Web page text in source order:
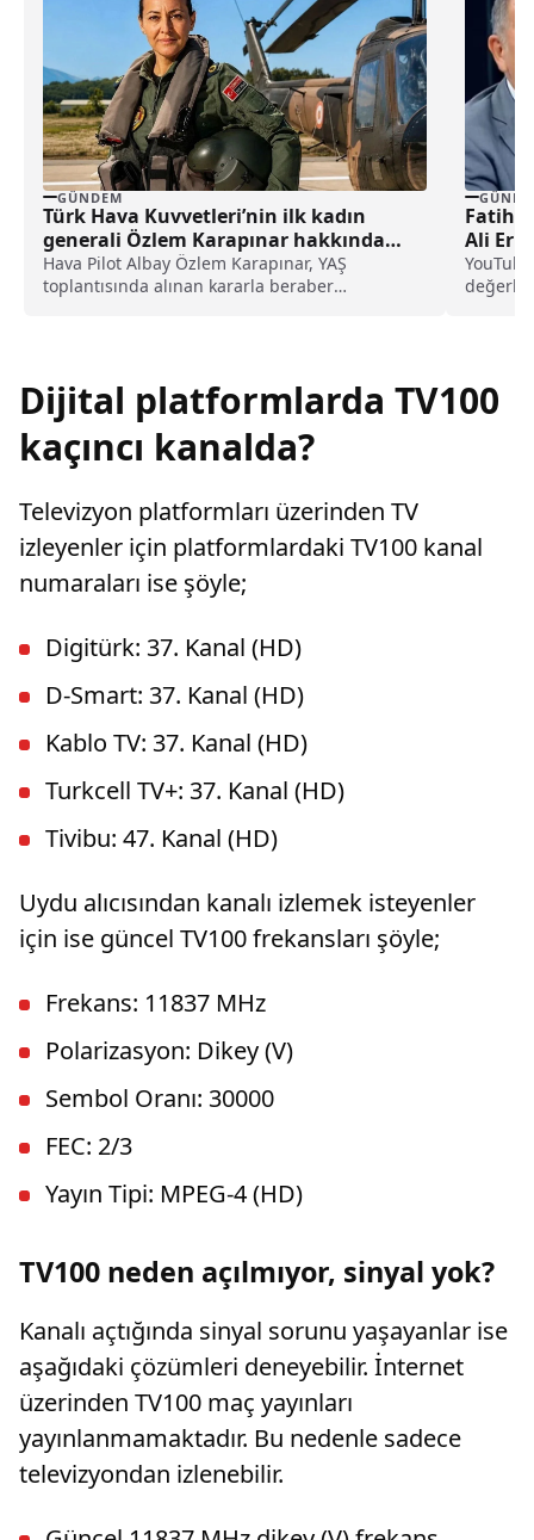
GÜNDEM
Türk Hava Kuvvetleri’nin ilk kadın
generali Özlem Karapınar hakkında
dikkat çeken detay ortaya çıktı
Hava Pilot Albay Özlem Karapınar, YAŞ
toplantısında alınan kararla beraber
Fatih
Ali
Dijital platformlarda TV100
kaçıncı kanalda?
Televizyon platformları üzerinden TV
izleyenler için platformlardaki TV100 kanal
numaraları ise şöyle;
Digitürk: 37. Kanal (HD)
D-Smart: 37. Kanal (HD)
Kablo TV: 37. Kanal (HD)
Turkcell TV+: 37. Kanal (HD)
Tivibu: 47. Kanal (HD)
Uydu alıcısından kanalı izlemek isteyenler
için ise güncel TV100 frekansları şöyle;
Frekans: 11837 MHz
Polarizasyon: Dikey (V)
Sembol Oranı: 30000
FEC: 2/3
Yayın Tipi: MPEG-4 (HD)
TV100 neden açılmıyor, sinyal yok?
Kanalı açtığında sinyal sorunu yaşayanlar ise
aşağıdaki çözümleri deneyebilir. İnternet
üzerinden TV100 maç yayınları
yayınlanmamaktadır. Bu nedenle sadece
televizyondan izlenebilir.